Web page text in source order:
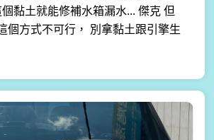
黏土就能修補水箱漏水... 傑克 但
個方式不可行， 別拿黏土跟引擎生